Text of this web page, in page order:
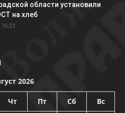
области установили
на хлеб
16:23
2026
Чт Пт Сб Вс